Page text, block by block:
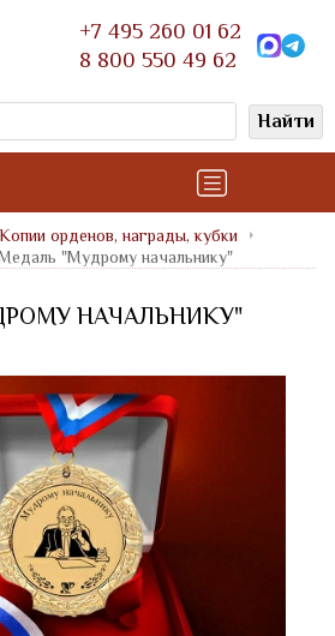
+7 495 260 01 62
8 800 550 49 62
Найти
Копии орденов, награды, кубки
"Мудрому начальнику"
НАЧАЛЬНИКУ"